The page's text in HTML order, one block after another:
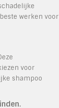
werken voor
voor
shampoo